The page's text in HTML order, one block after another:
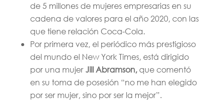
de 5 millones de mujeres empresarias en su
cadena de valores para el año 2020, con las
que tiene relación Coca-Cola.
Por primera vez, el periódico más prestigioso
del mundo el New York Times, está dirigido
por una mujerJill Abramson, que comentó
en su toma de posesión “no me han elegido
por ser mujer, sino por ser la mejor”.